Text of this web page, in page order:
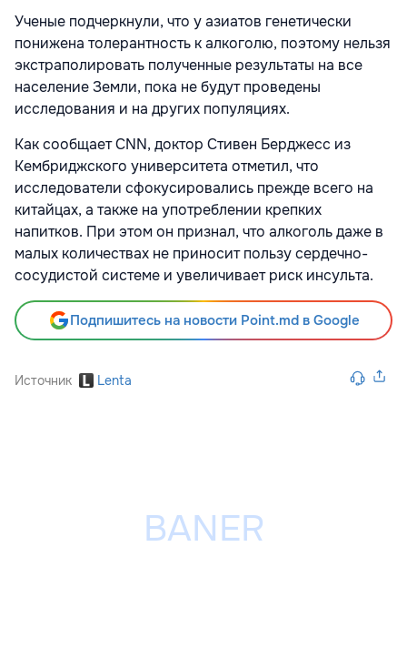
Ученые подчеркнули, что у азиатов генетически
понижена толерантность к алкоголю, поэтому нельзя
экстраполировать полученные результаты на все
население Земли, пока не будут проведены
исследования и на других популяциях.
Как сообщает CNN, доктор Стивен Берджесс из
Кембриджского университета отметил, что
исследователи сфокусировались прежде всего на
китайцах, а также на употреблении крепких
напитков. При этом он признал, что алкоголь даже в
малых количествах не приносит пользу сердечно-
сосудистой системе и увеличивает риск инсульта.
Подпишитесь на новости Point.md в Google
Источник Lenta